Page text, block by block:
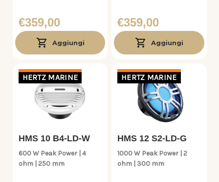
€359,00
Aggiungi
€359,00
Aggiungi
HERTZ MARINE
HMS 10 B4-LD-W
600 W Peak Power | 4
ohm | 250 mm
HERTZ MARINE
HMS 12 S2-LD-G
1000 W Peak Power | 2
ohm | 300 mm